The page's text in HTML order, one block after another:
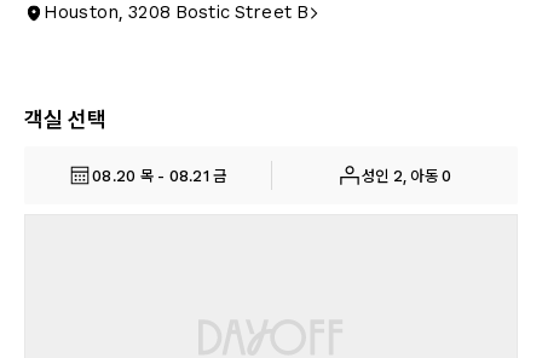
Houston, 3208 Bostic Street B
객실 선택
08.20 목 - 08.21 금 성인 2, 아동 0